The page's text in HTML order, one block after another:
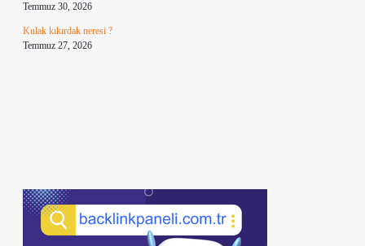
Temmuz 30, 2026
Kulak kıkırdak neresi ?
Temmuz 27, 2026